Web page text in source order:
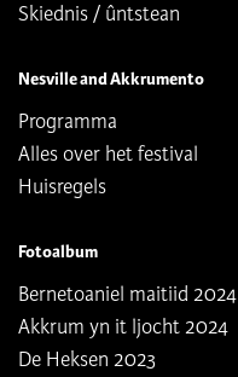
Skiednis / ûntstean
Nesville and Akkrumento
Programma
Alles over het festival
Huisregels
Fotoalbum
Bernetoaniel maitiid 2024
Akkrum yn it ljocht 2024
De Heksen 2023